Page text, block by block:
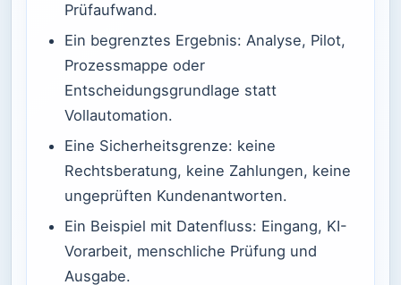
Prüfaufwand.
Ein begrenztes Ergebnis: Analyse, Pilot,
Prozessmappe oder
Entscheidungsgrundlage statt
Vollautomation.
Eine Sicherheitsgrenze: keine
Rechtsberatung, keine Zahlungen, keine
ungeprüften Kundenantworten.
Ein Beispiel mit Datenfluss: Eingang, KI-
Vorarbeit, menschliche Prüfung und
Ausgabe.